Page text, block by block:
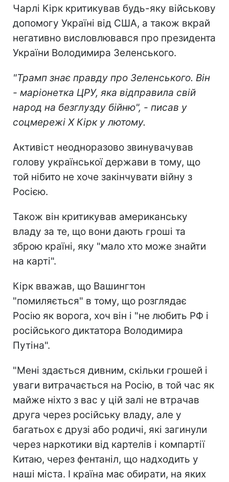
Чарлі Кірк критикував будь-яку військову
допомогу Україні від США, а також вкрай
негативно висловлювався про президента
України Володимира Зеленського.
"Трамп знає правду про Зеленського. Він
- маріонетка ЦРУ, яка відправила свій
народ на безглузду бійню", - писав у
соцмережі X Кірк у лютому.
Активіст неодноразово звинувачував
голову української держави в тому, що
той нібито не хоче закінчувати війну з
Росією.
Також він критикував американську
владу за те, що вони дають гроші та
зброю країні, яку "мало хто може знайти
на карті".
Кірк вважав, що Вашингтон
"помиляється" в тому, що розглядає
Росію як ворога, хоч він і "не любить РФ і
російського диктатора Володимира
Путіна".
"Мені здається дивним, скільки грошей і
уваги витрачається на Росію, в той час як
майже ніхто з вас у цій залі не втрачав
друга через російську владу, але у
багатьох є друзі або родичі, які загинули
через наркотики від картелів і компартії
Китаю, через фентаніл, що надходить у
наші міста. І країна має обирати, на яких